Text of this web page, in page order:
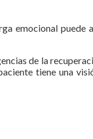
emocional puede
de la
tiene una